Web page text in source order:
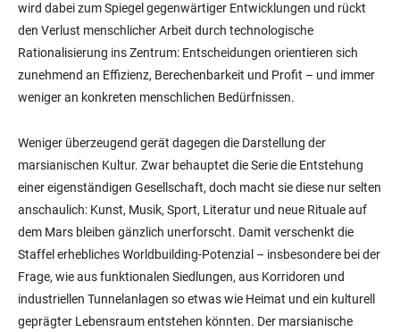
wird dabei zum Spiegel gegenwärtiger Entwicklungen und rückt
den Verlust menschlicher Arbeit durch technologische
Rationalisierung ins Zentrum: Entscheidungen orientieren sich
zunehmend an Effizienz, Berechenbarkeit und Profit – und immer
weniger an konkreten menschlichen Bedürfnissen.
Weniger überzeugend gerät dagegen die Darstellung der
marsianischen Kultur. Zwar behauptet die Serie die Entstehung
einer eigenständigen Gesellschaft, doch macht sie diese nur selten
anschaulich: Kunst, Musik, Sport, Literatur und neue Rituale auf
dem Mars bleiben gänzlich unerforscht. Damit verschenkt die
Staffel erhebliches Worldbuilding-Potenzial – insbesondere bei der
Frage, wie aus funktionalen Siedlungen, aus Korridoren und
industriellen Tunnelanlagen so etwas wie Heimat und ein kulturell
geprägter Lebensraum entstehen könnten. Der marsianische